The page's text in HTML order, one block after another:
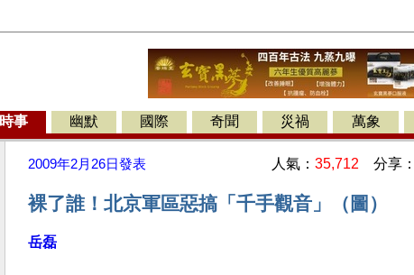
時事 幽默 國際 奇聞 災禍 萬象
2009年2月26日發表 人氣： 35,712 分享：
裸了誰！北京軍區惡搞「千手觀音」（圖）
岳磊